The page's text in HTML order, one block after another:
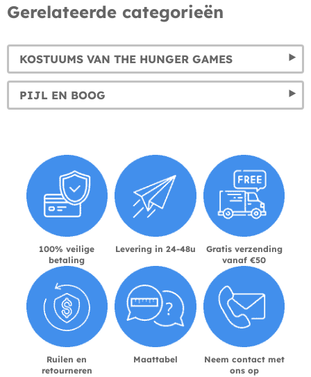
Gerelateerde categorieën
KOSTUUMS VAN THE HUNGER GAMES
PIJL EN BOOG
100% veilige
betaling
Levering in 24-48u
Gratis verzending
vanaf €50
Ruilen en
retourneren
Maattabel
Neem contact met
ons op